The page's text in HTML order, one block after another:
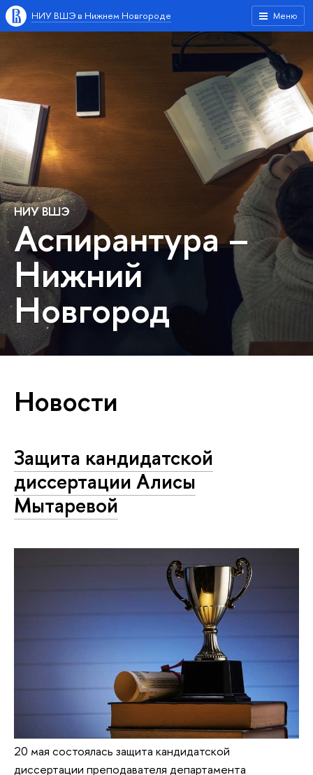
Меню
НИУ ВШЭ в Нижнем Новгороде
НИУ ВШЭ
Аспирантура –
Нижний
Новгород
Новости
Защита кандидатской
диссертации Алисы
Мытаревой
20 мая состоялась защита кандидатской
диссертации преподавателя департамента